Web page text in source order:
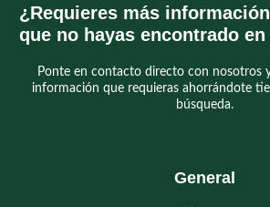
¿Requieres más
que no hayas encontrado
Ponte en contacto directo con nosotros
información que requieras ahorrándote
búsqueda.
General